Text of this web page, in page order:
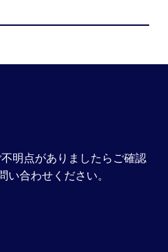
明点がありましたらご確認
い合わせください。